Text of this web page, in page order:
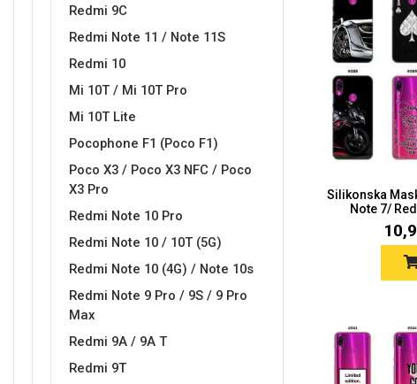
Redmi 9C
Redmi Note 11 / Note 11S
Redmi 10
Mi 10T / Mi 10T Pro
Mi 10T Lite
Pocophone F1 (Poco F1)
Poco X3 / Poco X3 NFC / Poco
X3 Pro
Redmi Note 10 Pro
Redmi Note 10 / 10T (5G)
Redmi Note 10 (4G) / Note 10s
Redmi Note 9 Pro / 9S / 9 Pro
Max
Redmi 9A / 9A T
Redmi 9T
Silikonska
Note 7/
Crtani filmovi Sportski motivi
Obiteljski motivi